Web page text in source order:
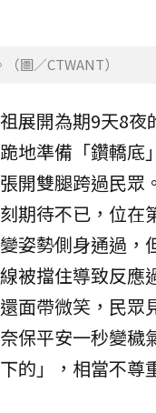
圖／CTWANT）
展開為期9天8
地準備「鑽轎底
開雙腿跨過民眾
期待不已，位
姿勢側身通過，
被擋住導致反應
面帶微笑，民
保平安一秒變穢
的」，相當不